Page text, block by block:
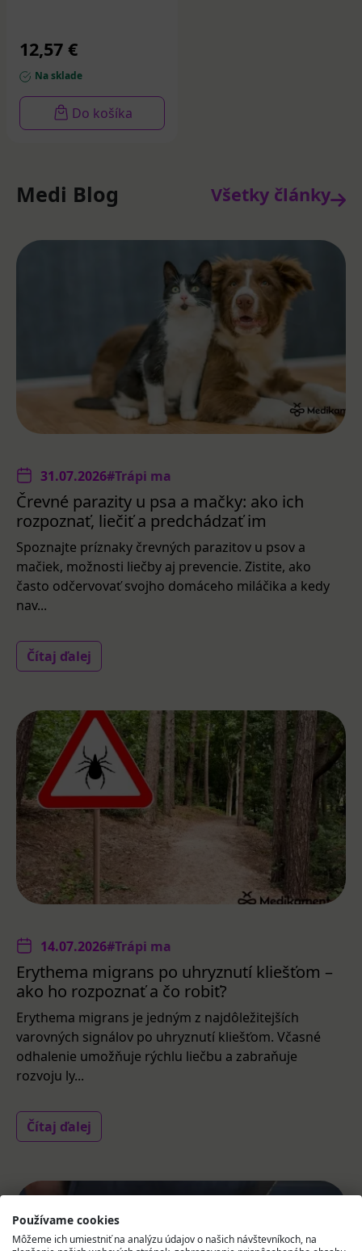
12,57 €
Na sklade
Do košíka
Medi Blog Všetky články
31.07.2026#Trápi ma
Črevné parazity u psa a mačky: ako ich
rozpoznať, liečiť a predchádzať im
Spoznajte príznaky črevných parazitov u psov a
mačiek, možnosti liečby aj prevencie. Zistite, ako
často odčervovať svojho domáceho miláčika a kedy
nav...
Čítaj ďalej
14.07.2026#Trápi ma
Erythema migrans po uhryznutí kliešťom –
ako ho rozpoznať a čo robiť?
Erythema migrans je jedným z najdôležitejších
varovných signálov po uhryznutí kliešťom. Včasné
odhalenie umožňuje rýchlu liečbu a zabraňuje
rozvoju ly...
Čítaj ďalej
Používame cookies
Môžeme ich umiestniť na analýzu údajov o našich návštevníkoch, na